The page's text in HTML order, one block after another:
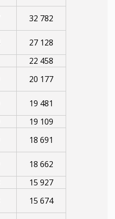
32 782
27 128
22 458
20 177
19 481
19 109
18 691
18 662
15 927
15 674